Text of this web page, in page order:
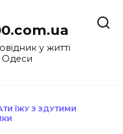
у житті
Одеси
ЇЖУ З ЗДУТИМИ